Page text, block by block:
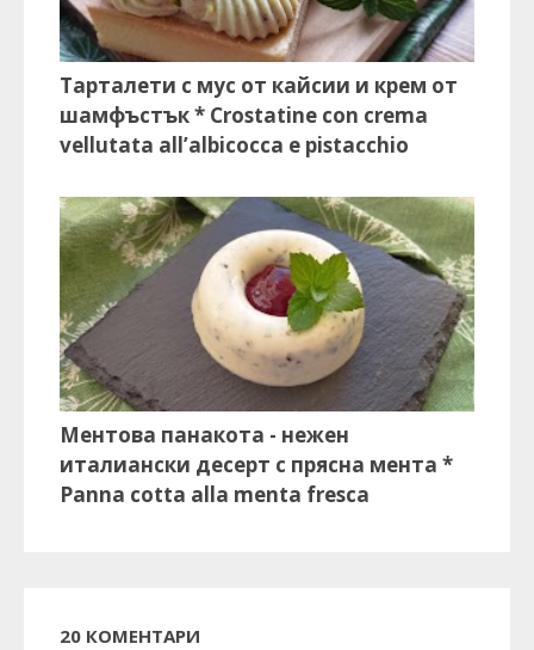
Тарталети с мус от кайсии и крем от
шамфъстък * Crostatine con crema
vellutata all’albicocca e pistacchio
Ментова панакота - нежен
италиански десерт с прясна мента *
Panna cotta alla menta fresca
20 КОМЕНТАРИ